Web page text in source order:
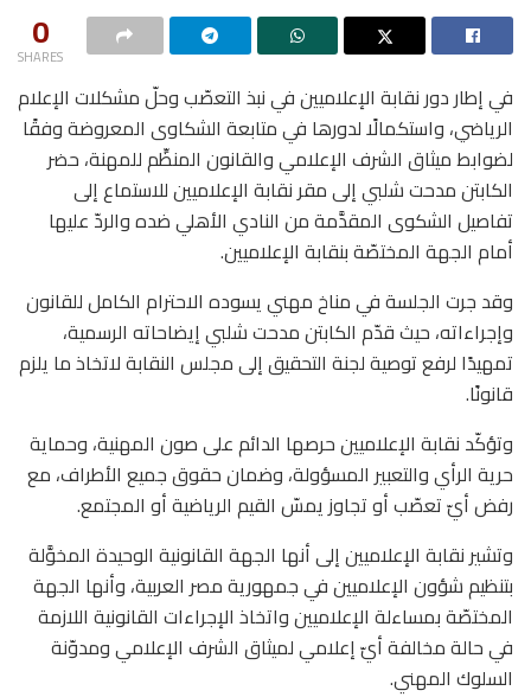
0
SHARES
في إطار دور نقابة الإعلاميين في نبذ التعصّب وحلّ مشكلات الإعلام
الرياضي، واستكمالًا لدورها في متابعة الشكاوى المعروضة وفقًا
لضوابط ميثاق الشرف الإعلامي والقانون المنظِّم للمهنة، حضر
الكابتن مدحت شلبي إلى مقر نقابة الإعلاميين للاستماع إلى
تفاصيل الشكوى المقدَّمة من النادي الأهلي ضده والردّ عليها
أمام الجهة المختصّة بنقابة الإعلاميين.
وقد جرت الجلسة في مناخ مهني يسوده الاحترام الكامل للقانون
وإجراءاته، حيث قدّم الكابتن مدحت شلبي إيضاحاته الرسمية،
تمهيدًا لرفع توصية لجنة التحقيق إلى مجلس النقابة لاتخاذ ما يلزم
قانونًا.
وتؤكّد نقابة الإعلاميين حرصها الدائم على صون المهنية، وحماية
حرية الرأي والتعبير المسؤولة، وضمان حقوق جميع الأطراف، مع
رفض أيّ تعصّب أو تجاوز يمسّ القيم الرياضية أو المجتمع.
وتشير نقابة الإعلاميين إلى أنها الجهة القانونية الوحيدة المخوَّلة
بتنظيم شؤون الإعلاميين في جمهورية مصر العربية، وأنها الجهة
المختصّة بمساءلة الإعلاميين واتخاذ الإجراءات القانونية اللازمة
في حالة مخالفة أيّ إعلامي لميثاق الشرف الإعلامي ومدوّنة
السلوك المهني.